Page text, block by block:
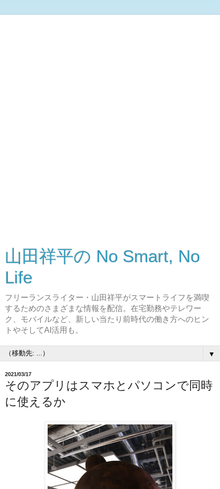
山田祥平の No Smart, No
Life
フリーランスライター・山田祥平がスマートライフを満喫
するためのさまざまな情報を配信。在宅勤務やテレワー
ク、モバイルなど、新しい当たり前時代の働き方へのヒン
トやそしてAI活用も。
▼
2021/03/17
そのアプリはスマホとパソコンで同時
に使えるか